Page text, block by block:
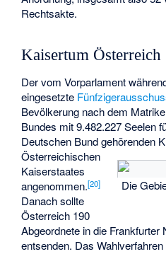
Die
Rechtsakte.
Kaisertum Österreich
Der vom Vorparlament
eingesetzte
Bevölkerung nach dem
Bundes mit 9.482.227 Seelen
Deutschen Bund gehörenden
Österreichischen
Kaiserstaates
angenommen.[20]
Danach sollte
Österreich 190
Abgeordnete in die Frankfurter
entsenden. Das